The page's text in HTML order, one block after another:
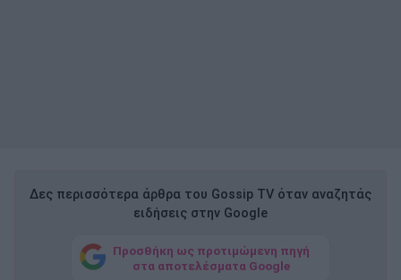
Δες περισσότερα άρθρα του Gossip TV όταν αναζητάς
ειδήσεις στην Google
Προσθήκη ως προτιμώμενη πηγή
στα αποτελέσματα Google